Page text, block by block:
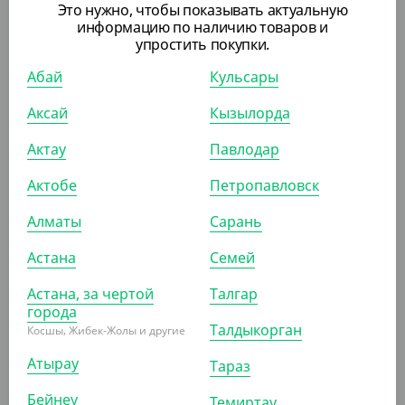
-20%
550.80
(91.80
Бокал для мартини, 100 мл
УП (6) КОР (240)
АРТ. 13318
-20%
Это нужно, чтобы показывать актуальную
информацию по наличию товаров и
упростить покупки.
Абай
Аксай
Актау
Актобе
Алматы
Астана
Астана, за чертой
города
Косшы, Жибек-Жолы и другие
Атырау
Бейнеу
Кульсары
Кызылорда
Павлодар
Петропавловск
Сарань
Семей
Талгар
Талдыкорган
Тараз